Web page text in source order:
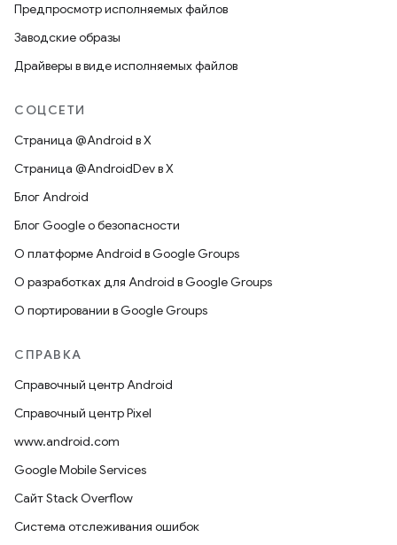
Предпросмотр исполняемых файлов
Заводские образы
Драйверы в виде исполняемых файлов
СОЦСЕТИ
Страница @Android в X
Страница @AndroidDev в X
Блог Android
Блог Google о безопасности
О платформе Android в Google Groups
О разработках для Android в Google Groups
О портировании в Google Groups
СПРАВКА
Справочный центр Android
Справочный центр Pixel
www.android.com
Google Mobile Services
Сайт Stack Overflow
Система отслеживания ошибок